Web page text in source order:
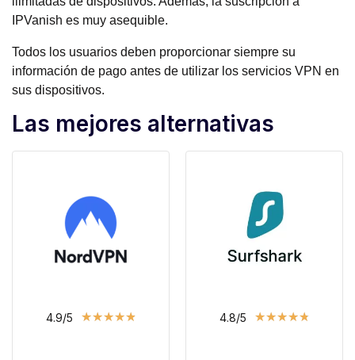
IPVanish es muy asequible.
Todos los usuarios deben proporcionar siempre su
información de pago antes de utilizar los servicios VPN en
sus dispositivos.
Las mejores alternativas
4.9/5 ★★★★★ 4.8/5 ★★★★★